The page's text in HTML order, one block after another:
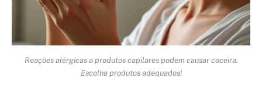
Reações alérgicas a produtos capilares podem causar coceira.
Escolha produtos adequados!